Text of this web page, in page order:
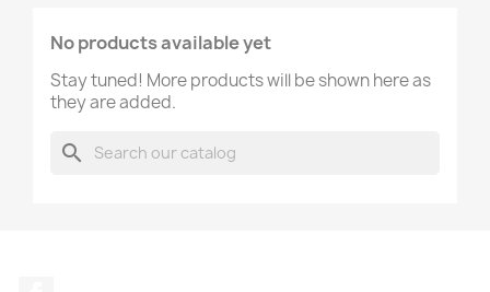
No products available yet
Stay tuned! More products will be shown here as
they are added.
search